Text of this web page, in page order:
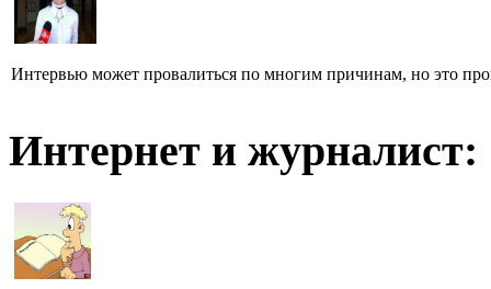
Интервью может провалиться по многим причинам, но это
Интернет и журналист: